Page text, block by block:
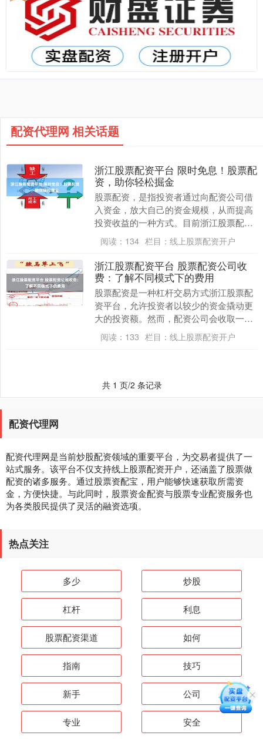
配资代理网 相关话题
浙江股票配资平台 限时免息！股票配
资，助你轻松掘金
股票配资，是指投资者通过向配资公司借
入资金，放大自己的资金规模，从而提高
投资收益的一种方式。目前浙江股票配资
平台，各大配资公司纷纷推出限时免息活
动，为投资者提供....
阅读： 134 栏目： 线上股票配资开户
浙江股票配资平台 股票配资公司收
费：了解不同模式下的费用
股票配资是一种杠杆交易方式浙江股票配
资平台，允许投资者以较少的资金撬动更
大的投资额。然而，配资公司会收取一定
的费用，投资者在选择配资公司时需要了
解不同模式下的收....
阅读： 133 栏目： 线上股票配资开户
共 1 页/2 条记录
配资代理网
配资代理网是当前炒股配资领域的重要平台，为交易者提供了一
站式服务。该平台不仅支持线上股票配资开户，还涵盖了股票做
配资的诸多服务。通过股票资配宝，用户能够快速获取所需资
金，方便快捷。与此同时，股票资金配资与股票专业配资服务也
为各类股民提供了灵活的融资选项。
热点关注
多少 炒股
杠杆 利息
股票配资渠道 如何
指南 技巧
新手 公司
专业 安全